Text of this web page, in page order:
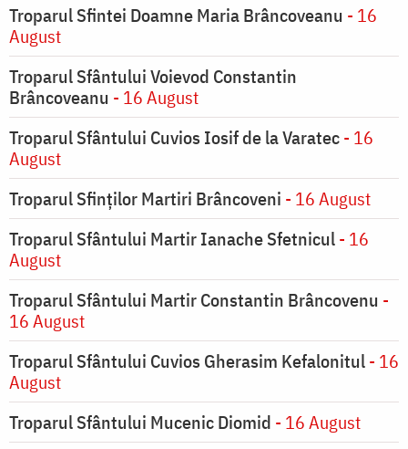
Troparul Sfintei Doamne Maria Brâncoveanu - 16
August
Troparul Sfântului Voievod Constantin
Brâncoveanu - 16 August
Troparul Sfântului Cuvios Iosif de la Varatec- 16
August
Troparul Sfinților Martiri Brâncoveni - 16 August
Troparul Sfântului Martir Ianache Sfetnicul- 16
August
Troparul Sfântului Martir Constantin Brâncovenu -
16 August
Troparul Sfântului Cuvios Gherasim Kefalonitul- 16
August
Troparul Sfântului Mucenic Diomid - 16 August